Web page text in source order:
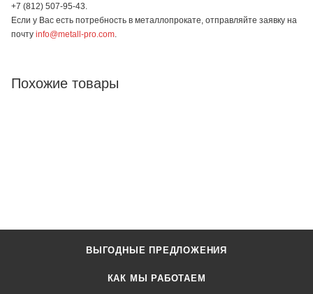
+7 (812) 507-95-43.
Если у Вас есть потребность в металлопрокате, отправляйте заявку на
почту info@metall-pro.com
Похожие товары
ВЫГОДНЫЕ ПРЕДЛОЖЕНИЯ
КАК МЫ РАБОТАЕМ